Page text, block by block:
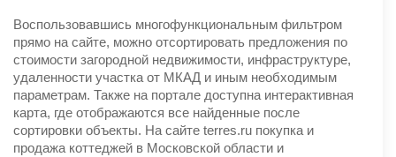
Воспользовавшись многофункциональным фильтром
прямо на сайте, можно отсортировать предложения по
стоимости загородной недвижимости, инфраструктуре,
удаленности участка от МКАД и иным необходимым
параметрам. Также на портале доступна интерактивная
карта, где отображаются все найденные после
сортировки объекты. На сайте terres.ru покупка и
продажа коттеджей в Московской области и